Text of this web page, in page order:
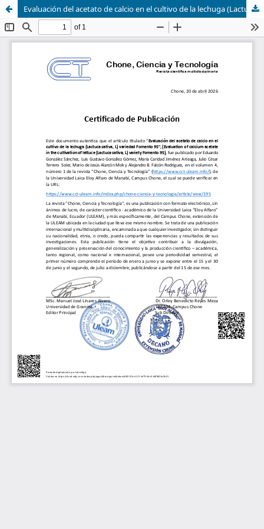
Evaluación del acetato de calcio en el cultivo de la lechuga (Lactuca sativa, L) variedad Fomento 95.